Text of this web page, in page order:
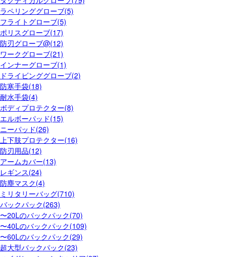
ラペリンググローブ(5)
フライトグローブ(5)
ポリスグローブ(17)
防刃グローブ@(12)
ワークグローブ(21)
インナーグローブ(1)
ドライビンググローブ(2)
防寒手袋(18)
耐水手袋(4)
ボディプロテクター(8)
エルボーパッド(15)
ニーパッド(26)
上下肢プロテクター(16)
防刃用品(12)
アームカバー(13)
レギンス(24)
防塵マスク(4)
ミリタリーバッグ(710)
バックパック(263)
〜20Lのバックパック(70)
〜40Lのバックパック(109)
〜60Lのバックパック(29)
超大型バックパック(23)